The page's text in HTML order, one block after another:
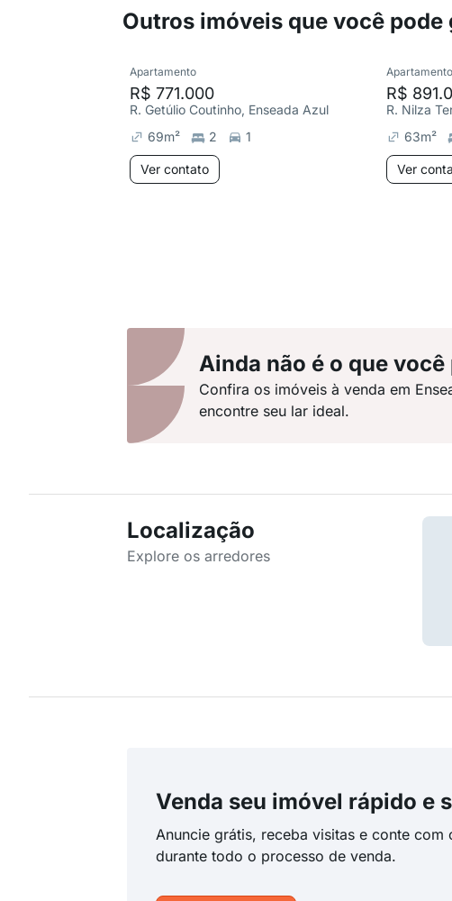
Outros imóveis que você pode
Apartamento
R$ 771.000
R. Getúlio Coutinho, Enseada Azul
69m² 2 1
Ver contato
Apartamento
R$
63m²
Ver
Ainda não é o que
Confira os imóveis à venda em
encontre seu lar ideal.
Localização
Explore os arredores
Venda seu imóvel rápido e
Anuncie grátis, receba visitas e conte com
durante todo o processo de venda.